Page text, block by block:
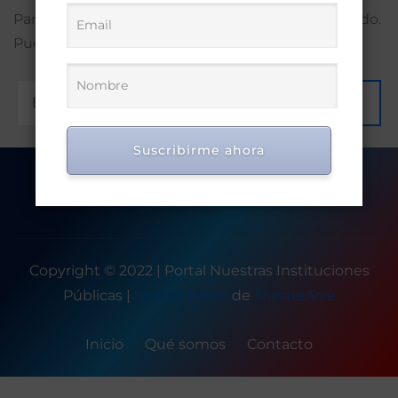
Parece que no encontramos lo que estás buscando.
Puede que una búsqueda te ayude.
Copyright © 2022 | Portal Nuestras Instituciones
Públicas | Seattle News de ThemeArile
Inicio Qué somos Contacto
Suscribirme ahora